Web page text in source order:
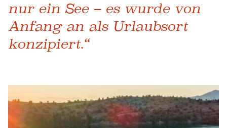
nur ein See – es wurde von
Anfang an als Urlaubsort
konzipiert.“